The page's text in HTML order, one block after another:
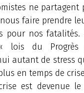
ne partagent
faire prendre
pour nos
lois du Progrès
autant de stress
en temps de
est devenue